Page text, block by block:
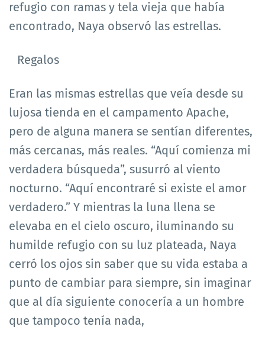
refugio con ramas y tela vieja que había
encontrado, Naya observó las estrellas.
Regalos
Eran las mismas estrellas que veía desde su
lujosa tienda en el campamento Apache,
pero de alguna manera se sentían diferentes,
más cercanas, más reales. “Aquí comienza mi
verdadera búsqueda”, susurró al viento
nocturno. “Aquí encontraré si existe el amor
verdadero.” Y mientras la luna llena se
elevaba en el cielo oscuro, iluminando su
humilde refugio con su luz plateada, Naya
cerró los ojos sin saber que su vida estaba a
punto de cambiar para siempre, sin imaginar
que al día siguiente conocería a un hombre
que tampoco tenía nada,